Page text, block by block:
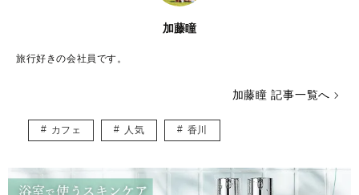
加藤瞳
旅行好きの会社員です。
加藤瞳 記事一覧へ
カフェ 人気 香川